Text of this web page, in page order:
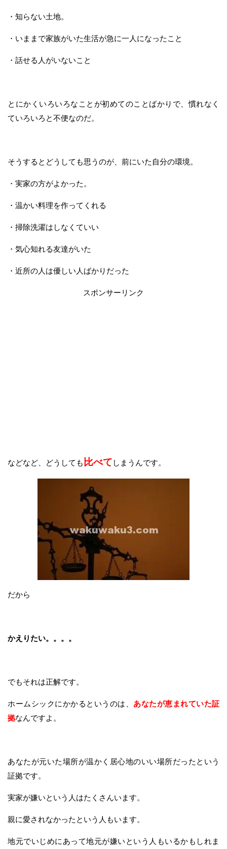
・知らない土地。
・いままで家族がいた生活が急に一人になったこと
・話せる人がいないこと
とにかくいろいろなことが初めてのことばかりで、慣れなく
ていろいろと不便なのだ。
そうするとどうしても思うのが、前にいた自分の環境。
・実家の方がよかった。
・温かい料理を作ってくれる
・掃除洗濯はしなくていい
・気心知れる友達がいた
・近所の人は優しい人ばかりだった
スポンサーリンク
などなど、どうしても 比べて しまうんです。
だから
かえりたい。。。。
でもそれは正解です。
ホームシックにかかるというのは、 あなたが恵まれていた証
拠なんですよ。
あなたが元いた場所が温かく居心地のいい場所だったという
証拠です。
実家が嫌いという人はたくさんいます。
親に愛されなかったという人もいます。
地元でいじめにあって地元が嫌いという人もいるかもしれま